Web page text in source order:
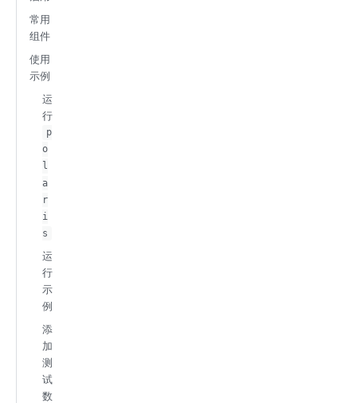
常用
组件
使用
示例
运
行
p
o
l
a
r
i
s
运
行
示
例
添
加
测
试
数